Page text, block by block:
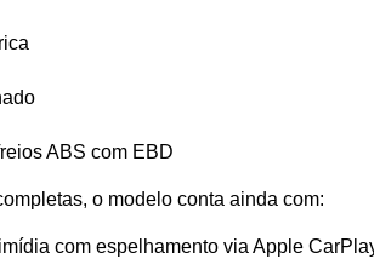
ABS com EBD
o modelo conta ainda com:
com espelhamento via Apple